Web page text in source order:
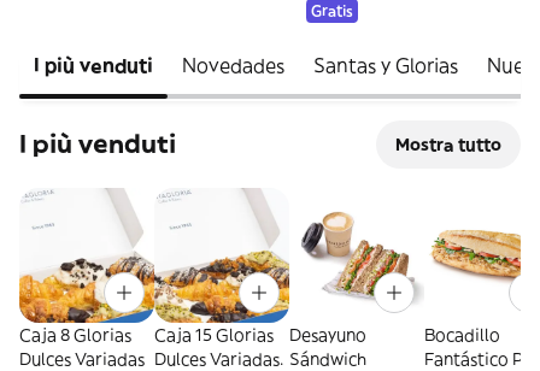
Gratis
I più venduti Novedades Santas y Glorias
I più venduti Mostra tutto
Caja 8 Glorias
Dulces Variadas
Caja 15 Glorias
Dulces Variadas.
Desayuno
Sándwich
Bocadillo
Fantástico